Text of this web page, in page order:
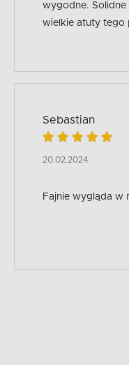
wygodne.
wielkie atuty tego
Sebastian
20.02.2024
Fajnie wygląda w